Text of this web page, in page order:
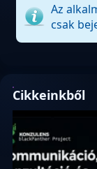
Az
csak
Cikkeinkből